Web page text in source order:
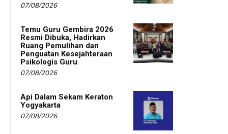
07/08/2026
Temu Guru Gembira 2026
Resmi Dibuka, Hadirkan
Ruang Pemulihan dan
Penguatan Kesejahteraan
Psikologis Guru
07/08/2026
Api Dalam Sekam Keraton
Yogyakarta
07/08/2026